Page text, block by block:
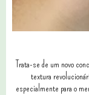
Trata-se de um novo
textura
especialmente para o